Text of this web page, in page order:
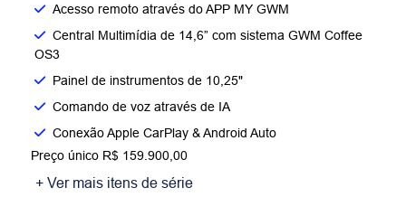
Acesso remoto através do APP MY GWM
Central Multimídia de 14,6” com sistema GWM Coffee
OS3
Painel de instrumentos de 10,25"
Comando de voz através de IA
Conexão Apple CarPlay & Android Auto
Preço único R$ 159.900,00
+ Ver mais itens de série